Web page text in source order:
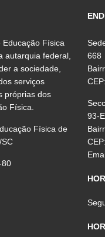
Física
autarquia federal,
a sociedade,
serviços
próprias dos
Física.
Física de
80
668
93-